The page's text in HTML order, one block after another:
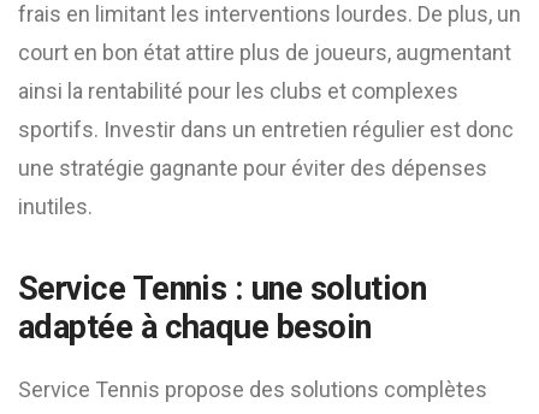
frais en limitant les interventions lourdes. De plus, un
court en bon état attire plus de joueurs, augmentant
ainsi la rentabilité pour les clubs et complexes
sportifs. Investir dans un entretien régulier est donc
une stratégie gagnante pour éviter des dépenses
inutiles.
Service Tennis : une solution
adaptée à chaque besoin
Service Tennis propose des solutions complètes